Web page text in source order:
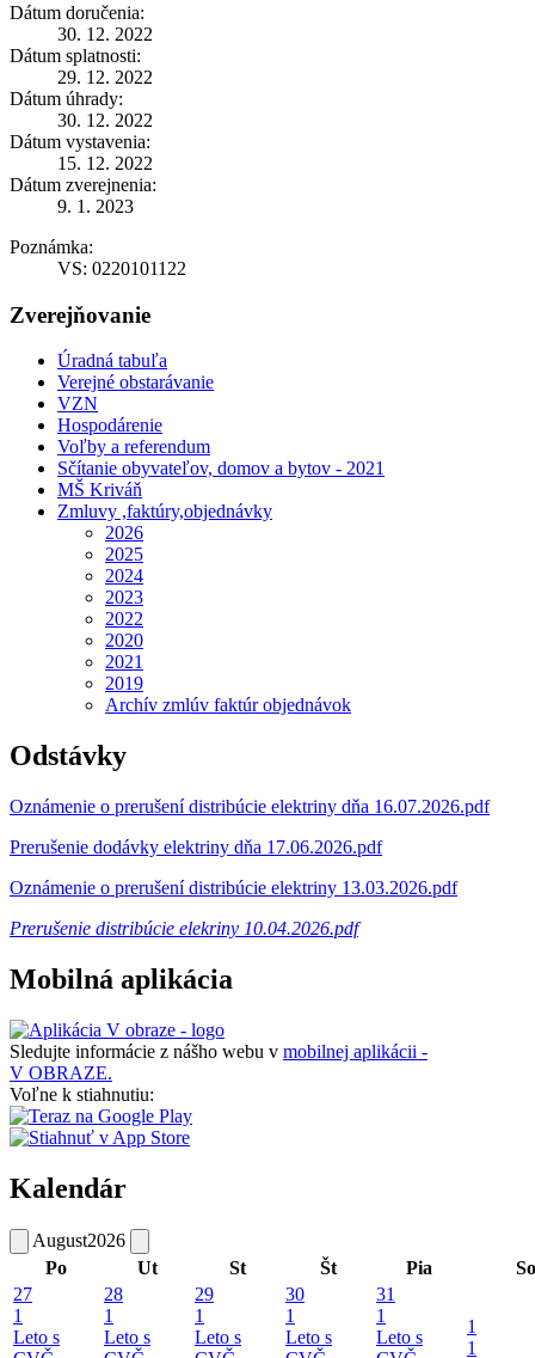
Dátum doručenia:
30. 12. 2022
Dátum splatnosti:
29. 12. 2022
Dátum úhrady:
30. 12. 2022
Dátum vystavenia:
15. 12. 2022
Dátum zverejnenia:
9. 1. 2023
Poznámka:
VS: 0220101122
Zverejňovanie
Úradná tabuľa
Verejné obstarávanie
VZN
Hospodárenie
Voľby a referendum
Sčítanie obyvateľov, domov a bytov - 2021
MŠ Kriváň
Zmluvy ,faktúry,objednávky
2026
2025
2024
2023
2022
2020
2021
2019
Archív zmlúv faktúr objednávok
Odstávky
Oznámenie o prerušení distribúcie elektriny dňa 16.07.2026.pdf
Prerušenie dodávky elektriny dňa 17.06.2026.pdf
Oznámenie o prerušení distribúcie elektriny 13.03.2026.pdf
Prerušenie distribúcie elekriny 10.04.2026.pdf
Mobilná aplikácia
Sledujte informácie z nášho webu v mobilnej aplikácii -
V OBRAZE.
Voľne k stiahnutiu:
Kalendár
August2026
Po
Ut St Št Pia
So
27
1
Leto s
28
1
Leto s
29
1
Leto s
30
1
Leto s
31
1
Leto s
1
1